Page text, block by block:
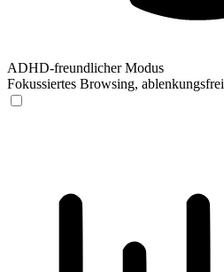
ADHD-freundlicher Modus
Fokussiertes Browsing, ablenkungsfrei